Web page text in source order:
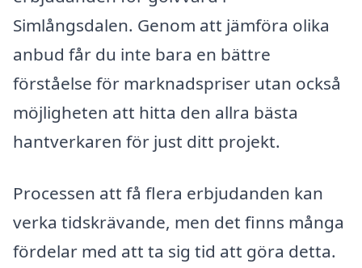
Simlångsdalen. Genom att jämföra olika
anbud får du inte bara en bättre
förståelse för marknadspriser utan också
möjligheten att hitta den allra bästa
hantverkaren för just ditt projekt.
Processen att få flera erbjudanden kan
verka tidskrävande, men det finns många
fördelar med att ta sig tid att göra detta.